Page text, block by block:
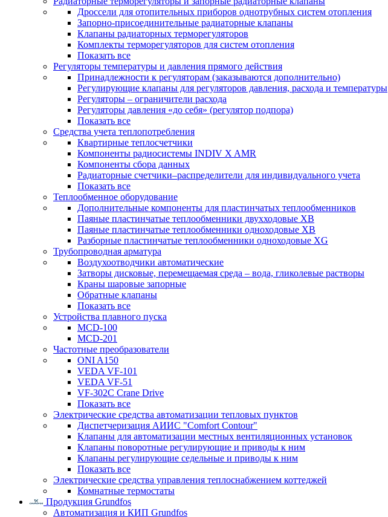
Дроссели для отопительных приборов однотрубных систем отопления
Запорно-присоединительные радиаторные клапаны
Клапаны радиаторных терморегуляторов
Комплекты терморегуляторов для систем отопления
Показать все
Регуляторы температуры и давления прямого действия
Принадлежности к регуляторам (заказываются дополнительно)
Регулирующие клапаны для регуляторов давления, расхода и температуры
Регуляторы – ограничители расхода
Регуляторы давления «до себя» (регулятор подпора)
Показать все
Средства учета теплопотребления
Квартирные теплосчетчики
Компоненты радиосистемы INDIV X AMR
Компоненты сбора данных
Радиаторные счетчики–распределители для индивидуального учета
Показать все
Теплообменное оборудование
Дополнительные компоненты для пластинчатых теплообменников
Паяные пластинчатые теплообменники двухходовые XB
Паяные пластинчатые теплообменники одноходовые ХВ
Разборные пластинчатые теплообменники одноходовые ХG
Трубопроводная арматура
Воздухоотводчики автоматические
Затворы дисковые, перемещаемая среда – вода, гликолевые растворы
Краны шаровые запорные
Обратные клапаны
Показать все
Устройства плавного пуска
MCD-100
MCD-201
Частотные преобразователи
ONI A150
VEDA VF-101
VEDA VF-51
VF-302C Crane Drive
Показать все
Электрические средства автоматизации тепловых пунктов
Диспетчеризация АИИС "Comfort Contour"
Клапаны для автоматизации местных вентиляционных установок
Клапаны поворотные регулирующие и приводы к ним
Клапаны регулирующие седельные и приводы к ним
Показать все
Электрические средства управления теплоснабжением коттеджей
Комнатные термостаты
Продукция Grundfos
Автоматизация и КИП Grundfos